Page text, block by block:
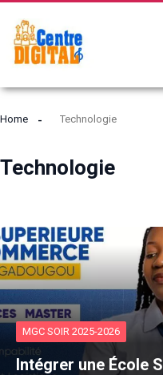
Home Technologie
Technologie
MGC SOIR 2025-2026
Intégrer une École